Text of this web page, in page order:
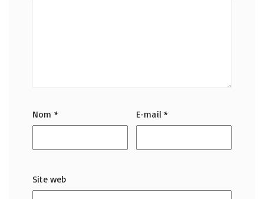
Nom * E-mail*
Site web